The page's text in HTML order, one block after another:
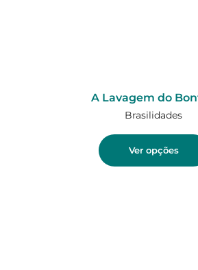
A Lavagem do
Brasilidades
Ver opções